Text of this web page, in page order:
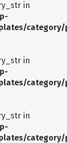
in
in
in